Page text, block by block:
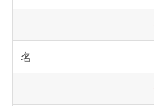
名